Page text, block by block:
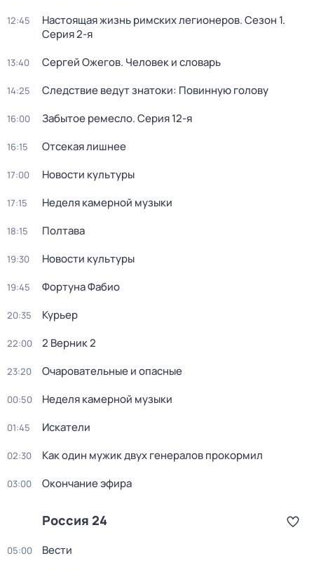
12:45 Настоящая жизнь римских легионеров. Сезон 1.
Серия 2-я
13:40 Сергей Ожегов. Человек и словарь
14:25 Следствие ведут знатоки: Повинную голову
16:00 Забытое ремесло. Серия 12-я
16:15 Отсекая лишнее
17:00 Новости культуры
17:15 Неделя камерной музыки
18:15 Полтава
19:30 Новости культуры
19:45 Фортуна Фабио
20:35 Курьер
22:00 2 Верник 2
23:20 Очаровательные и опасные
00:50 Неделя камерной музыки
01:45 Искатели
02:30 Как один мужик двух генералов прокормил
03:00 Окончание эфира
Россия 24
05:00 Вести